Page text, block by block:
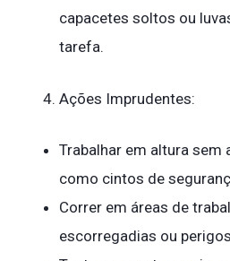
capacetes soltos ou
tarefa.
Ações Imprudentes:
Trabalhar em altura sem
como cintos de
Correr em áreas de
escorregadias ou